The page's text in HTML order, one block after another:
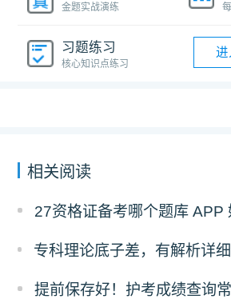
金题实战演练
习题练习
核心知识点练习
进
相关阅读
27资格证备考哪个题库 APP
提前保存好！护考成绩查询